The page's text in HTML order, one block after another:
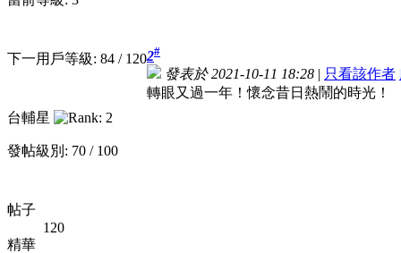
下一用戶等級: 84 / 120
台輔星
發帖級別: 70 / 100
帖子
120
精華
2#
發表於 2021-10-11 18:28 | 只看該作者
轉眼又過一年！懷念昔日熱鬧的時光！